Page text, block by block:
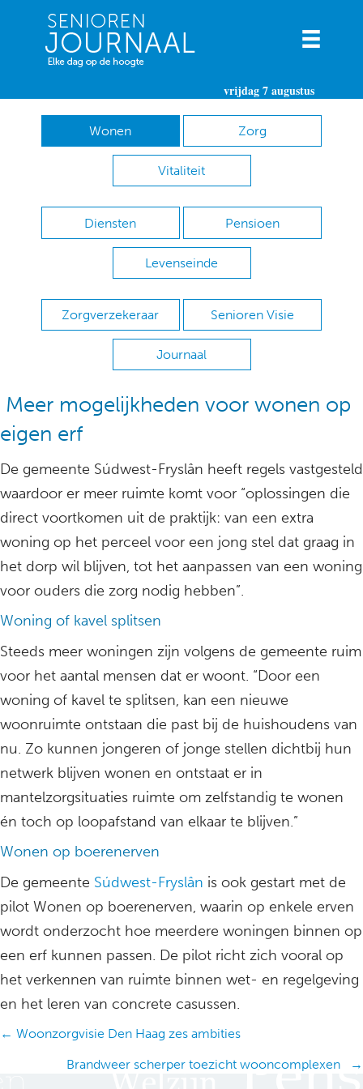
vrijdag 7 augustus
Wonen Zorg
Vitaliteit
Diensten Pensioen
Levenseinde
Zorgverzekeraar Senioren Visie
Journaal
Meer mogelijkheden voor wonen op
eigen erf
De gemeente Súdwest-Fryslân heeft regels vastgesteld
waardoor er meer ruimte komt voor “oplossingen die
direct voortkomen uit de praktijk: van een extra
woning op het perceel voor een jong stel dat graag in
het dorp wil blijven, tot het aanpassen van een woning
voor ouders die zorg nodig hebben”.
Woning of kavel splitsen
Steeds meer woningen zijn volgens de gemeente ruim
voor het aantal mensen dat er woont. “Door een
woning of kavel te splitsen, kan een nieuwe
woonruimte ontstaan die past bij de huishoudens van
nu. Zo kunnen jongeren of jonge stellen dichtbij hun
netwerk blijven wonen en ontstaat er in
mantelzorgsituaties ruimte om zelfstandig te wonen
én toch op loopafstand van elkaar te blijven.”
Wonen op boerenerven
De gemeente Súdwest-Fryslân is ook gestart met de
pilot Wonen op boerenerven, waarin op enkele erven
wordt onderzocht hoe meerdere woningen binnen op
een erf kunnen passen. De pilot richt zich vooral op
het verkennen van ruimte binnen wet- en regelgeving
en het leren van concrete casussen.
Posts
navigation
← Woonzorgvisie Den Haag zes ambities
Brandweer scherper toezicht wooncomplexen →